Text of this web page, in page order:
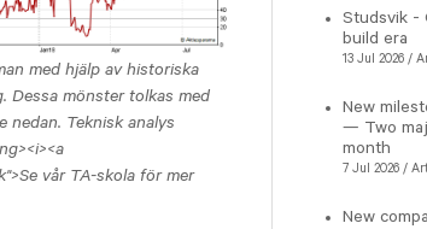
med hjälp av historiska
Dessa mönster tolkas med
nedan. Teknisk analys
vår TA-skola för mer
Studsvik -
build era
13 Jul 2026 /
New
— Two
month
7 Jul 2026 /
New